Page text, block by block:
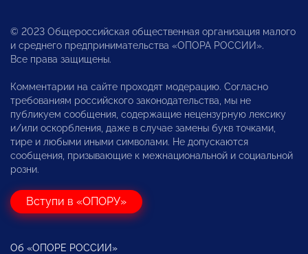
© 2023 Общероссийская общественная организация малого
и среднего предпринимательства «ОПОРА РОССИИ».
Все права защищены.
Комментарии на сайте проходят модерацию. Согласно
требованиям российского законодательства, мы не
публикуем сообщения, содержащие нецензурную лексику
и/или оскорбления, даже в случае замены букв точками,
тире и любыми иными символами. Не допускаются
сообщения, призывающие к межнациональной и социальной
розни.
Вступи в «ОПОРУ»
Об «ОПОРЕ РОССИИ»